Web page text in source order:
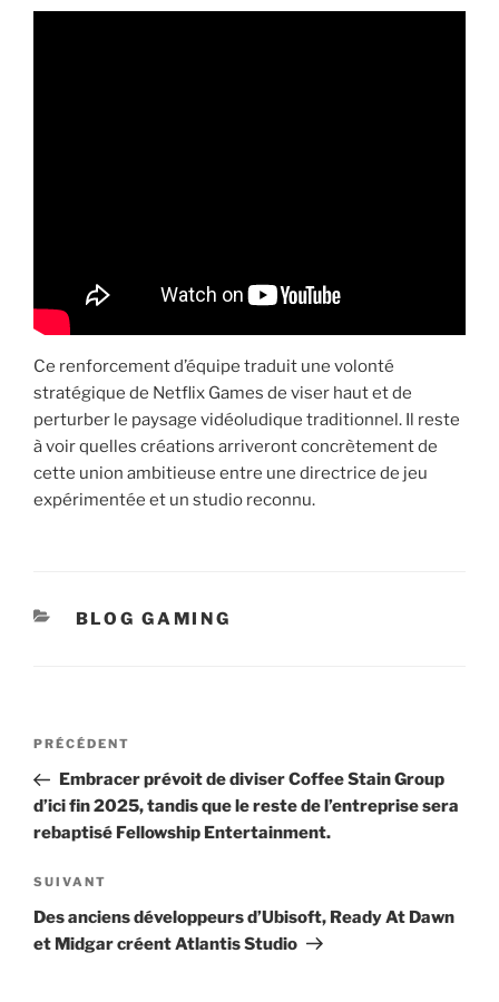
Ce renforcement d’équipe traduit une volonté
stratégique de Netflix Games de viser haut et de
perturber le paysage vidéoludique traditionnel. Il reste
à voir quelles créations arriveront concrètement de
cette union ambitieuse entre une directrice de jeu
expérimentée et un studio reconnu.
CATÉGORIES
BLOG GAMING
Navigation
l’article
Article
précédent
PRÉCÉDENT
Embracer prévoit de diviser Coffee Stain Group
d’ici fin 2025, tandis que le reste de l’entreprise sera
rebaptisé Fellowship Entertainment.
Article
suivant
SUIVANT
Des anciens développeurs d’Ubisoft, Ready At Dawn
et Midgar créent Atlantis Studio